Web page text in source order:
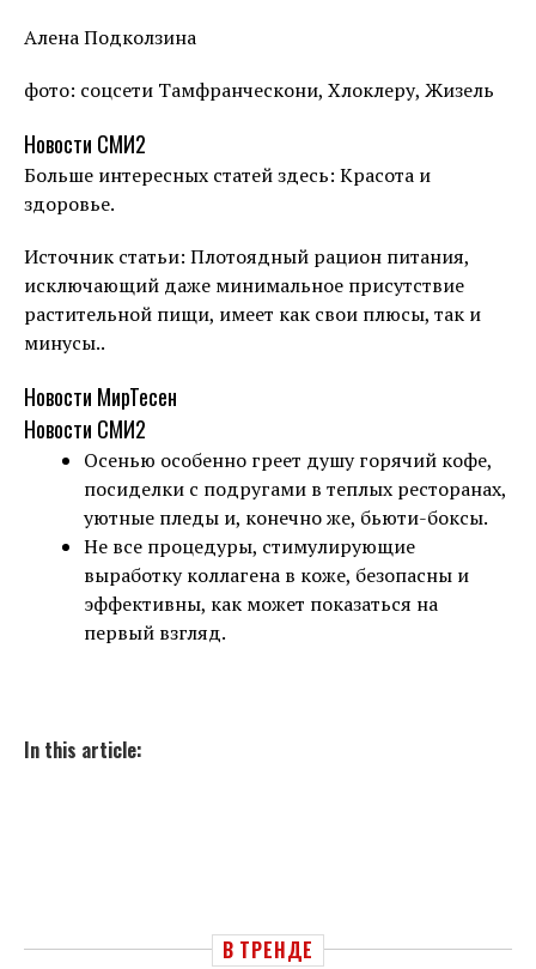
Алена Подколзина
фото: соцсети Тамфранческони, Хлоклеру, Жизель
Новости СМИ2
Больше интересных статей здесь: Красота и
здоровье.
Источник статьи: Плотоядный рацион питания,
исключающий даже минимальное присутствие
растительной пищи, имеет как свои плюсы, так и
минусы..
Новости МирТесен
Новости СМИ2
Осенью особенно греет душу горячий кофе,
посиделки с подругами в теплых ресторанах,
уютные пледы и, конечно же, бьюти-боксы.
Не все процедуры, стимулирующие
выработку коллагена в коже, безопасны и
эффективны, как может показаться на
первый взгляд.
In this article:
В ТРЕНДЕ